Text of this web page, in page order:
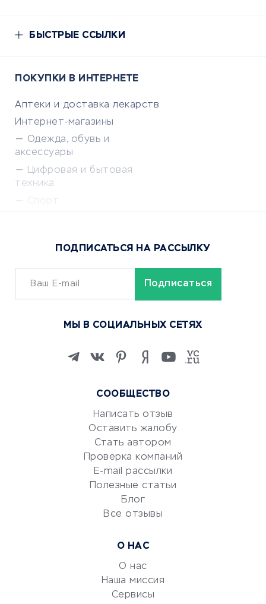
БЫСТРЫЕ ССЫЛКИ
ПОКУПКИ В ИНТЕРНЕТЕ
Аптеки и доставка лекарств
Интернет-магазины
Одежда, обувь и
аксессуары
Цифровая и бытовая
техника
Сервисы доставки
ОБУЧЕНИЕ И РАБОТА
Изучение иностранных
Маркетинг и продажи
Репетиторство
Красота и здоровье
Сервисы по поиску работы
Сетевой маркетинг
УСЛУГИ ДЛЯ БИЗНЕСА
СООБЩЕСТВО
Написать отзыв
Оставить жалобу
Стать автором
Проверка компаний
E-mail рассылки
Полезные статьи
Блог
Все отзывы
О НАС
О нас
Наша миссия
Сервисы
ПОДПИСАТЬСЯ НА РАССЫЛКУ
МЫ В СОЦИАЛЬНЫХ СЕТЯХ